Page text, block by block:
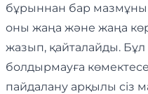
бұрыннан бар
оны жаңа және жаңа
жазып, қайталайды. Бұл
болдырмауға
пайдалану арқылы сіз